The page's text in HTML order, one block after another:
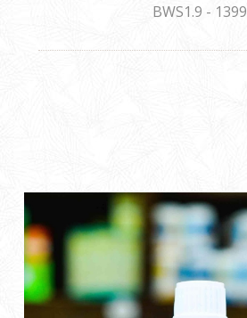
BWS1.9 - 1399